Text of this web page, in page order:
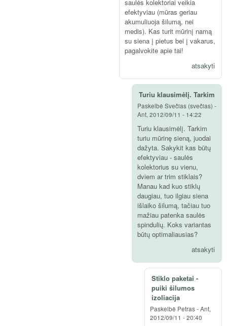
saulės kolektoriai veikia
efektyviau (mūras geriau
akumuliuoja šilumą, nei
medis). Kas turit mūrinį namą
su siena į pietus bei į vakarus,
pagalvokite apie tai!
atsakyti
Turiu klausimėlį. Tarkim
Paskelbė Svečias (svečias) -
Ant, 2012/09/11 - 14:22
Turiu klausimėlį. Tarkim
turiu mūrinę sieną, juodai
dažyta. Sakykit kas būtų
efektyviau - saulės
kolektorius su vienu,
dviem ar trim stiklais?
Manau kad kuo stiklų
daugiau, tuo ilgiau siena
išlaiko šilumą, tačiau tuo
mažiau patenka saulės
spindulių. Koks variantas
būtų optimaliausias?
atsakyti
Stiklo paketai -
puiki šilumos
izoliacija
Paskelbė Petras-Ant,
2012/09/11 - 20:40